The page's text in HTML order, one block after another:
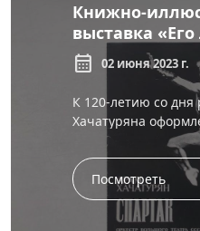
Книжно-
выставка
праздничный
calendar_month 02 июня 2023 г.
К 120-летию со
Хачатуряна
посвященная
советскому
говорил о...
Посмотреть